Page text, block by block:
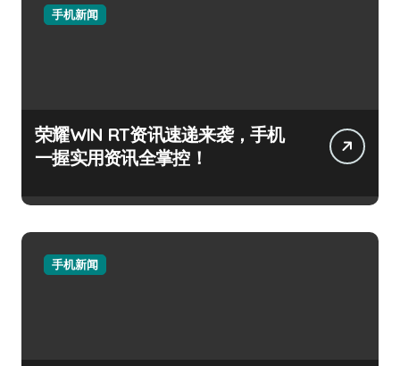
手机新闻
荣耀WIN RT资讯速递来袭，手机
一握实用资讯全掌控！
手机新闻